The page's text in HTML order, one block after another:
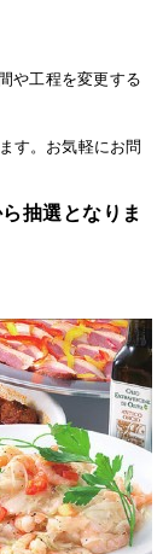
や工程を変更する
す。お気軽にお問
抽選となりま